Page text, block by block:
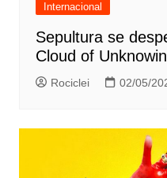
Internacional
Sepultura se
Cloud of
Rociclei 02/05/